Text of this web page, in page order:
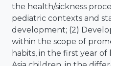
the health/sickness
pediatric contexts and
development; (2) Develop
within the scope of
habits, in the first year of